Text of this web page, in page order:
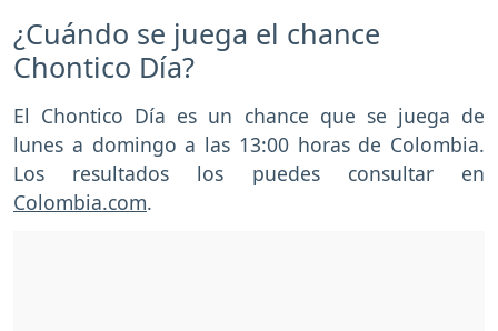
¿Cuándo se juega el chance
Chontico Día?
El Chontico Día es un chance que se juega de
lunes a domingo a las 13:00 horas de Colombia.
Los resultados los puedes consultar en
Colombia.com.